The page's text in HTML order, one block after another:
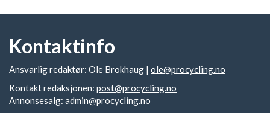
Kontaktinfo
Ansvarlig redaktør: Ole Brokhaug | ole@procycling.no
Kontakt redaksjonen: post@procycling.no
Annonsesalg: admin@procycling.no